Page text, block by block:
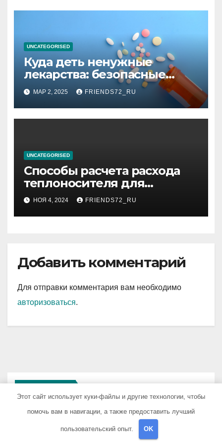
высоком уровне шума
UNCATEGORISED
Куда деть ненужные
лекарства: безопасные
способы утилизации
МАР 2, 2025 FRIENDS72_RU
UNCATEGORISED
Способы расчета расхода
теплоносителя для
системы отопления
НОЯ 4, 2024 FRIENDS72_RU
Добавить комментарий
Для отправки комментария вам необходимо
авторизоваться.
Этот сайт использует куки-файлы и другие технологии, чтобы
помочь вам в навигации, а также предоставить лучший
пользовательский опыт. OK